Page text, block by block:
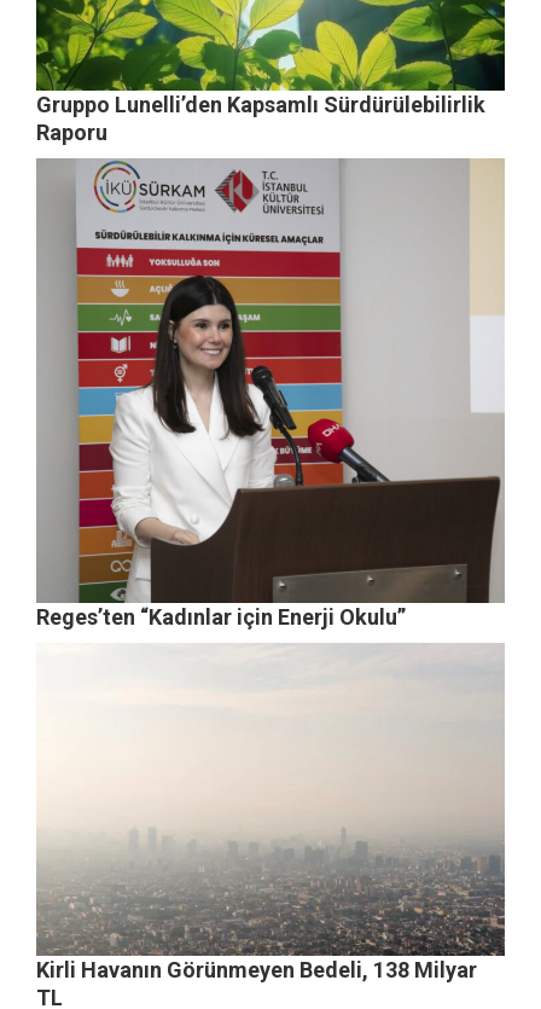
Gruppo Lunelli’den Kapsamlı Sürdürülebilirlik
Raporu
Reges’ten “Kadınlar için Enerji Okulu”
Kirli Havanın Görünmeyen Bedeli, 138 Milyar
TL